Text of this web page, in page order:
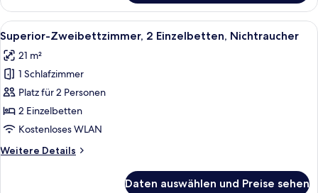
Zweibettzimmer,
Nichtraucher
Alle
Fotos
für
Superior-
Zweibettzimmer,
2 Einzelbetten,
Nichtraucher
Ein Hotelzimmer mit zwei Betten,
5
Superior-Zweibettzimmer, 2 Einzelbetten, Nichtraucher
21 m²
1 Schlafzimmer
Platz für 2 Personen
2 Einzelbetten
Kostenloses WLAN
Weitere Details
Weitere
Daten auswählen und Preise sehen